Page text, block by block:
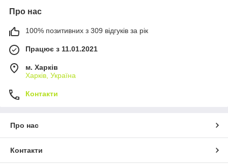
Про нас
100% позитивних з 309 відгуків за рік
Працює з 11.01.2021
м. Харків
Харків, Україна
Контакти
Про нас
Контакти